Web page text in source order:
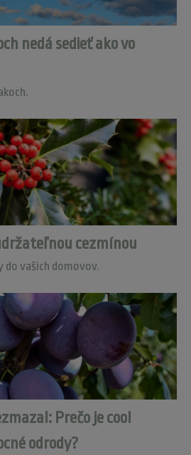
nedá sedieť ako vo
cezmínou
do vašich domovov.
Prečo je cool
odrody?